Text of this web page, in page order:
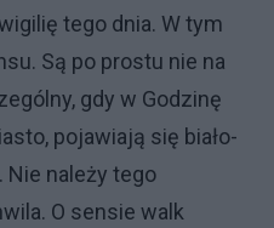
tego dnia. W tym
Są po prostu nie na
gdy w Godzinę
pojawiają się biało-
Nie należy tego
O sensie walk